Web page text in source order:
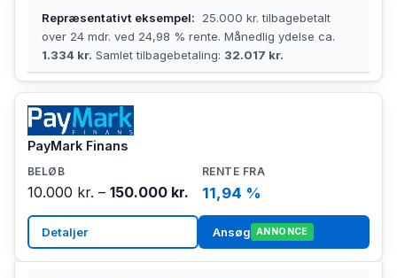
Repræsentativt eksempel:
25.000 kr. tilbagebetalt
over 24 mdr. ved 24,98 % rente. Månedlig ydelse ca.
1.334 kr. Samlet tilbagebetaling: 32.017 kr.
PayMark Finans
10.000 kr. – 150.000 kr. 11,94 %
Detaljer Ansøg ANNONCE